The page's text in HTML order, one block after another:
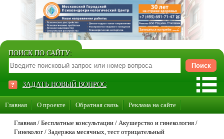
ПОИСК ПО САЙТУ:
ЗАДАТЬ НОВЫЙ ВОПРОС
Главная О проекте Обратная связь Реклама на сайте
Стать консультантом нашего сайта
Главная / Бесплатные консультации / Акушерство и гинекология /
Гинеколог / Задержка месячных, тест отрицательный